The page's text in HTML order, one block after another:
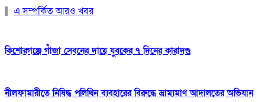
এ সম্পর্কিত আরও খবর
কিশোরগঞ্জে গাঁজা সেবনের দায়ে যুবকের ৭ দিনের কারাদণ্ড
নীলফামারীতে নিষিদ্ধ পলিথিন ব্যবহারের বিরুদ্ধে ভ্রাম্যমাণ আদালতের অভিযান